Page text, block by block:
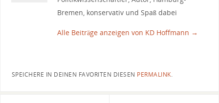
Bremen, konservativ und Spaß dabei
Alle Beiträge anzeigen von KD Hoffmann →
SPEICHERE IN DEINEN FAVORITEN DIESEN PERMALINK.